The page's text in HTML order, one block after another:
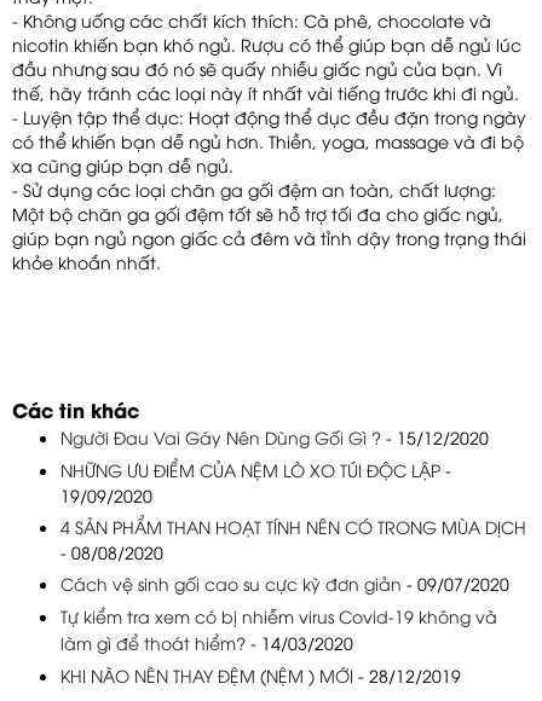
- Không uống các chất kích thích: Cà phê, chocolate và
nicotin khiến bạn khó ngủ. Rượu có thể giúp bạn dễ ngủ lúc
đầu nhưng sau đó nó sẽ quấy nhiễu giấc ngủ của bạn. Vì
thế, hãy tránh các loại này ít nhất vài tiếng trước khi đi ngủ.
- Luyện tập thể dục: Hoạt động thể dục đều đặn trong ngày
có thể khiến bạn dễ ngủ hơn. Thiền, yoga, massage và đi bộ
xa cũng giúp bạn dễ ngủ.
- Sử dụng các loại chăn ga gối đệm an toàn, chất lượng:
Một bộ chăn ga gối đệm tốt sẽ hỗ trợ tối đa cho giấc ngủ,
giúp bạn ngủ ngon giấc cả đêm và tỉnh dậy trong trạng thái
khỏe khoắn nhất.
Các tin khác
Người Đau Vai Gáy Nên Dùng Gối Gì ? - 15/12/2020
NHỮNG ƯU ĐIỂM CỦA NỆM LÒ XO TÚI ĐỘC LẬP -
19/09/2020
4 SẢN PHẨM THAN HOẠT TÍNH NÊN CÓ TRONG MÙA DỊCH
- 08/08/2020
Cách vệ sinh gối cao su cực kỳ đơn giản - 09/07/2020
Tự kiểm tra xem có bị nhiễm virus Covid-19 không và
làm gì để thoát hiểm? - 14/03/2020
KHI NÀO NÊN THAY ĐỆM (NỆM ) MỚI - 28/12/2019